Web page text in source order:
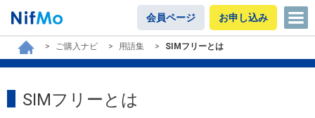
会員ページ お申し込み
ご購入ナビ 用語集 SIMフリーとは
SIMフリーとは